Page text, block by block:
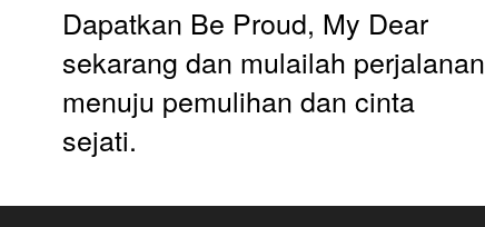
Dapatkan Be Proud, My Dear
sekarang dan mulailah perjalanan
menuju pemulihan dan cinta
sejati.